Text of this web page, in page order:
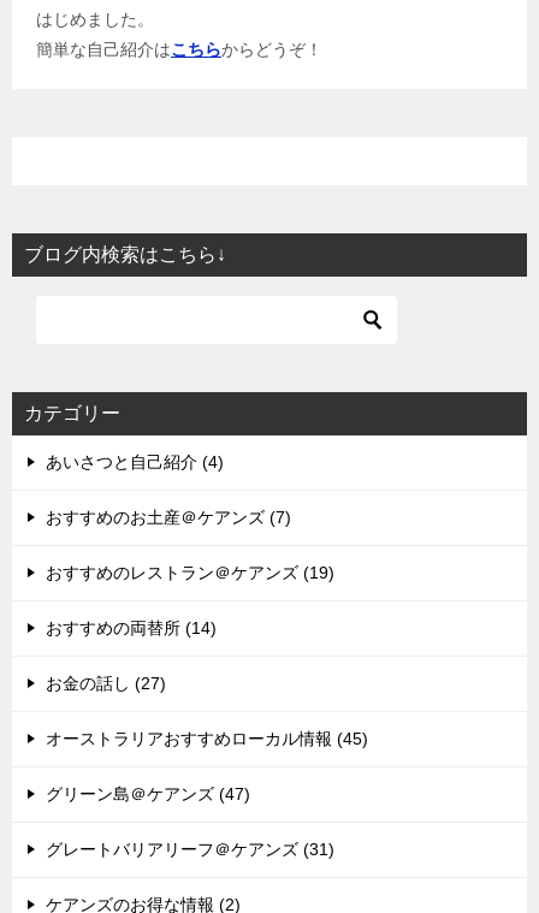
はじめました。
簡単な自己紹介はこちらからどうぞ！
ブログ内検索はこちら↓
カテゴリー
あいさつと自己紹介 (4)
おすすめのお土産＠ケアンズ (7)
おすすめのレストラン＠ケアンズ (19)
おすすめの両替所 (14)
お金の話し (27)
オーストラリアおすすめローカル情報 (45)
グリーン島＠ケアンズ (47)
グレートバリアリーフ＠ケアンズ (31)
ケアンズのお得な情報 (2)